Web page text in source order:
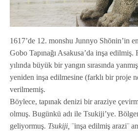
1617’de 12. monshu Junnyo Shōnin’in
Gobo Tapınağı Asakusa’da inşa edilmiş.
yılında büyük bir yangın sırasında
yeniden inşa edilmesine (farklı bir proje
verilmemiş.
Böylece, tapınak denizi bir araziye
olmuş. Bugünkü adı ile Tsukiji’ye.
geliyormuş. Tsukiji,¨inşa edilmiş arazi¨